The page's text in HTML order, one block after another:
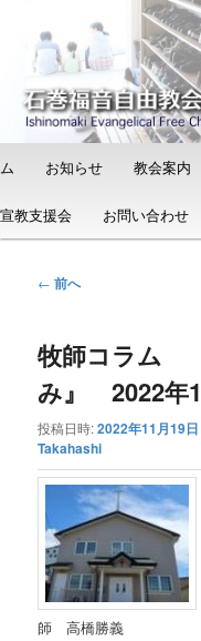
ツ
移
動
石巻福音自
Evangelical
日本福音自由教会の有志
い教会と、被災地支援活
イ
メ
ニ
お知らせ 教会案内
教支援会 お問い合わせ
投
ビ
ゲ
ー
シ
ョ
ン
← 前へ
牧師コラム
み』 2022年
投稿日時:2022年11月19日
Takahashi
師 高橋勝義